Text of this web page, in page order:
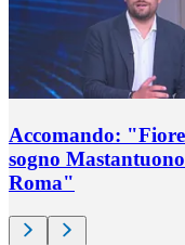
Accomando:
sogno
Roma"